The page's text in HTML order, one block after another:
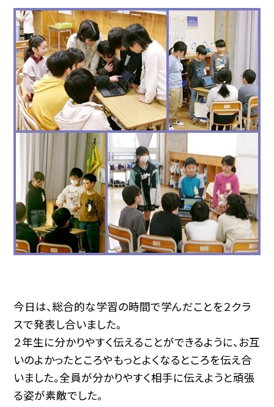
今日は、総合的な学習の時間で学んだことを２クラ
スで発表し合いました。
２年生に分かりやすく伝えることができるように、お互
いのよかったところやもっとよくなるところを伝え合
いました。全員が分かりやすく相手に伝えようと頑張
る姿が素敵でした。